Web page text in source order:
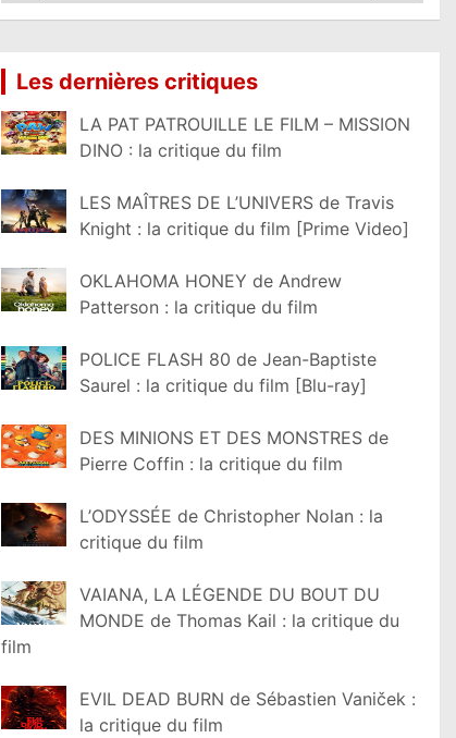
Les dernières critiques
LA PAT PATROUILLE LE FILM – MISSION
DINO : la critique du film
LES MAÎTRES DE L’UNIVERS de Travis
Knight : la critique du film [Prime Video]
OKLAHOMA HONEY de Andrew
Patterson : la critique du film
POLICE FLASH 80 de Jean-Baptiste
Saurel : la critique du film [Blu-ray]
DES MINIONS ET DES MONSTRES de
Pierre Coffin : la critique du film
L’ODYSSÉE de Christopher Nolan : la
critique du film
VAIANA, LA LÉGENDE DU BOUT DU
MONDE de Thomas Kail : la critique du
film
EVIL DEAD BURN de Sébastien Vaniček :
la critique du film